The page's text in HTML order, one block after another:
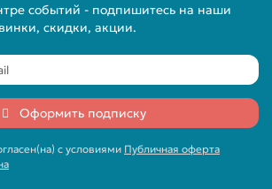
событий - подпишитесь на наши
скидки, акции.
Оформить подписку
с условиями Публичная оферта